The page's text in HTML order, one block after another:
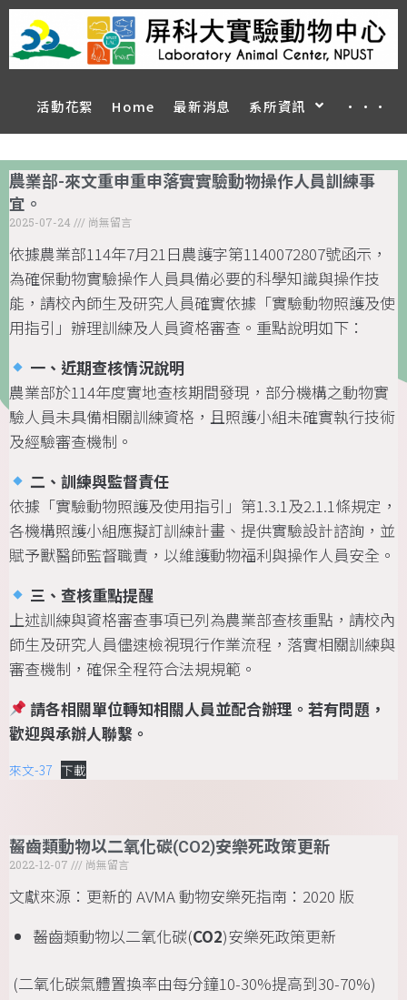
活動花絮 Home 最新消息 系所資訊 ···
農業部-來文重申重申落實實驗動物操作人員訓練事
宜。
2025-07-24 尚無留言
依據農業部114年7月21日農護字第1140072807號函示，
為確保動物實驗操作人員具備必要的科學知識與操作技
能，請校內師生及研究人員確實依據「實驗動物照護及使
用指引」辦理訓練及人員資格審查。重點說明如下：
一、近期查核情況說明
農業部於114年度實地查核期間發現，部分機構之動物實
驗人員未具備相關訓練資格，且照護小組未確實執行技術
及經驗審查機制。
二、訓練與監督責任
依據「實驗動物照護及使用指引」第1.3.1及2.1.1條規定，
各機構照護小組應擬訂訓練計畫、提供實驗設計諮詢，並
賦予獸醫師監督職責，以維護動物福利與操作人員安全。
三、查核重點提醒
上述訓練與資格審查事項已列為農業部查核重點，請校內
師生及研究人員儘速檢視現行作業流程，落實相關訓練與
審查機制，確保全程符合法規規範。
請各相關單位轉知相關人員並配合辦理。若有問題，
歡迎與承辦人聯繫。
來文-37 下載
齧齒類動物以二氧化碳(CO2)安樂死政策更新
2022-12-07 尚無留言
文獻來源：更新的 AVMA 動物安樂死指南：2020 版
齧齒類動物以二氧化碳(CO2)安樂死政策更新
(二氧化碳氣體置換率由每分鐘10-30%提高到30-70%)